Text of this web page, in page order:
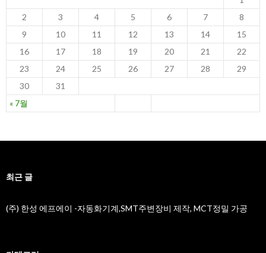
« 7월
2
3 4 5 6 7
8
9
10 11 12 13 14
15
16
17 18 19 20 21
22
23
24 25 26 27 28
29
30
31
최근 글
(주) 한성 에프에이 -자동화기계,SMT주변장비 제작, MCT정밀 가공